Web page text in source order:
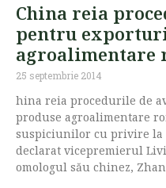
China reia
pentru
agroalimentare
25 septembrie 2014
hina reia procedurile de
produse agroalimentare
suspiciunilor cu privire la
declarat vicepremierul
omologul său chinez,